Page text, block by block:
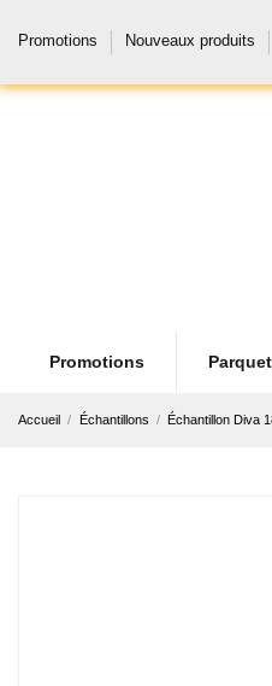
Promotions Nouveaux produits
Promotions
Accueil Échantillons Échantillon Diva